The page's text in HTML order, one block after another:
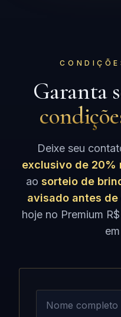
Garanta
Deixe seu
exclusivo de 20%
ao sorteio de
avisado antes
hoje no Premium